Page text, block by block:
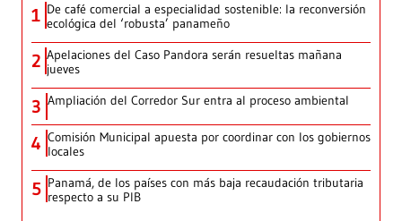
1 De café comercial a especialidad sostenible: la reconversión
ecológica del ‘robusta’ panameño
2 Apelaciones del Caso Pandora serán resueltas mañana
jueves
3 Ampliación del Corredor Sur entra al proceso ambiental
4 Comisión Municipal apuesta por coordinar con los gobiernos
locales
5 Panamá, de los países con más baja recaudación tributaria
respecto a su PIB